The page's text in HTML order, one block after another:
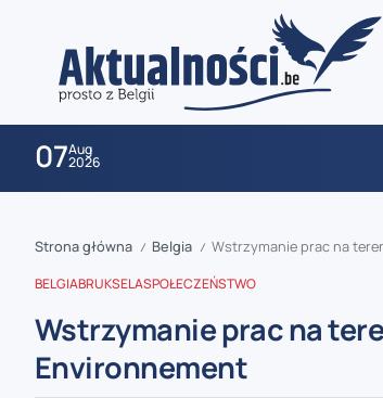
07Aug
2026
Strona główna / Belgia / Wstrzymanie prac na
BELGIABRUKSELASPOŁECZEŃSTWO
Wstrzymanie prac na
Environnement